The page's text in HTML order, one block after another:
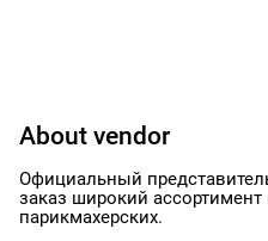
About vendor
Официальный
заказ широкий
парикмахерских.